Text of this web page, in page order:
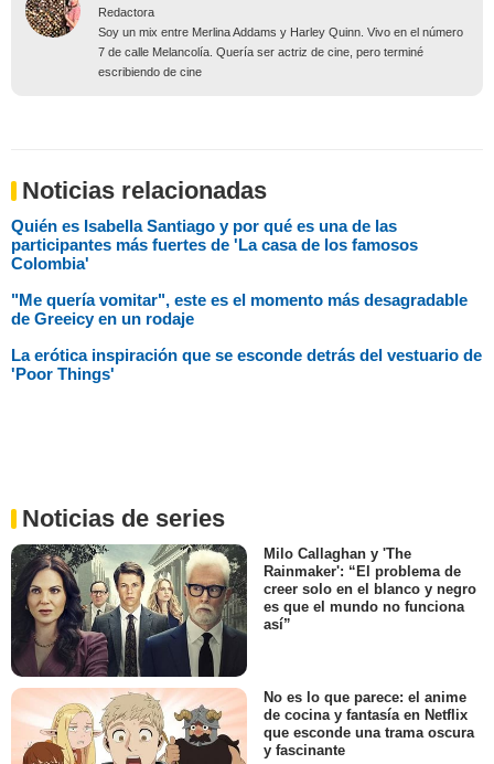
Redactora
Soy un mix entre Merlina Addams y Harley Quinn. Vivo en el número
7 de calle Melancolía. Quería ser actriz de cine, pero terminé
escribiendo de cine
Noticias relacionadas
Quién es Isabella Santiago y por qué es una de las
participantes más fuertes de 'La casa de los famosos
Colombia'
"Me quería vomitar", este es el momento más desagradable
de Greeicy en un rodaje
La erótica inspiración que se esconde detrás del vestuario de
'Poor Things'
Noticias de series
Milo Callaghan y 'The
Rainmaker': “El problema de
creer solo en el blanco y negro
es que el mundo no funciona
así”
No es lo que parece: el anime
de cocina y fantasía en Netflix
que esconde una trama oscura
y fascinante